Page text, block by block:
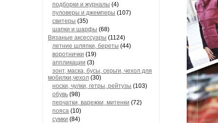
подборки и журналы (4)
пуловеры и джемперы (107)
свитеры (35)
шапки и шарфы (68)
Вязаные аксессуары (1124)
летние шляпки, береты (44)
воротнички (19)
аппликации (3)
зонт, маска, бусы, серьги, чехол для
мобилки,чехол (30)
носки, чулки, гетры, рейтузы (103)
обувь (98)
перчатки, варежки, митенки (72)
пояса (10)
сумки (84)